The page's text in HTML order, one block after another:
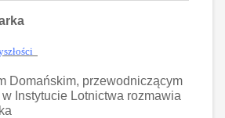
Domańskim, przewodniczącym
Instytucie Lotnictwa rozmawia